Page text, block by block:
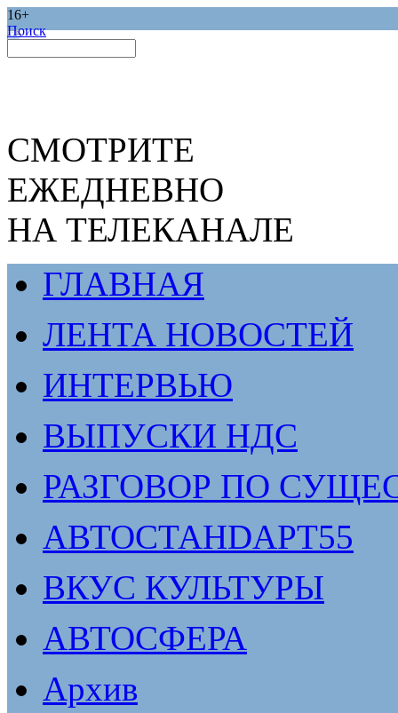
16+
Поиск
СМОТРИТЕ
ЕЖЕДНЕВНО
НА ТЕЛЕКАНАЛЕ
ГЛАВНАЯ
ЛЕНТА НОВОСТЕЙ
ИНТЕРВЬЮ
ВЫПУСКИ НДС
РАЗГОВОР ПО
АВТОСТАНDАРТ55
ВКУС КУЛЬТУРЫ
АВТОСФЕРА
Архив